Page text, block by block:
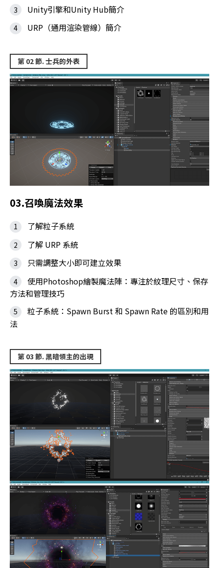
Unity引擎和Unity Hub簡介
URP（通用渲染管線）簡介
第 02 節. 士兵的外表
03.召喚魔法效果
了解粒子系統
了解 URP 系統
只需調整大小即可建立效果
使用Photoshop繪製魔法陣：專注於紋理尺寸、保存
方法和管理技巧
粒子系統：Spawn Burst 和 Spawn Rate 的區別和用
法
第 03 節. 黑暗領主的出現